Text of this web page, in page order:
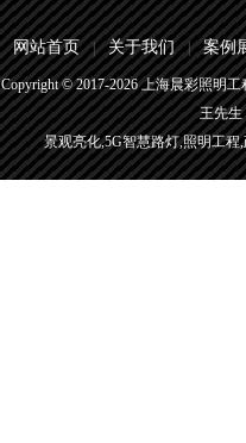
网站首页 | 关于我们 | 案例
Copyright © 2017-2026上海晨彩照明工
王先生
景观亮化,5G智慧路灯,照明工